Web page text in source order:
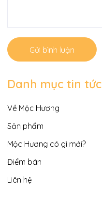
Gửi bình luận
Danh mục tin tức
Về Mộc Hương
Sản phẩm
Mộc Hương có gì mới?
Điểm bán
Liên hệ